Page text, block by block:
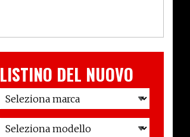
LISTINO DEL NUOVO